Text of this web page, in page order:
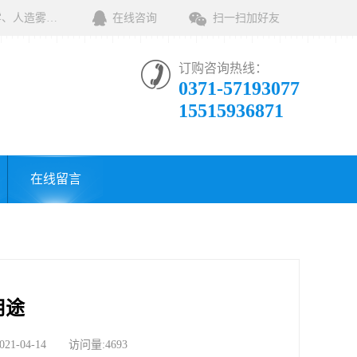
河南绿森环保科技有限公司一家专业销售环保清洁设备及相关用品的公司，产品包括：音乐喷泉、雾森系统、人造雾设备、景观人造雾、人造雾系统、小区喷雾设备、高压喷雾降尘设备、料仓喷雾除尘系统、喷雾降温加湿设备、郑州喷雾消毒设备，等八大系列上百个品种。 在线咨询 扫一扫加好友
订购咨询热线：
0371-57193077
15515936871
在线留言
途
04-14 访问量:4693